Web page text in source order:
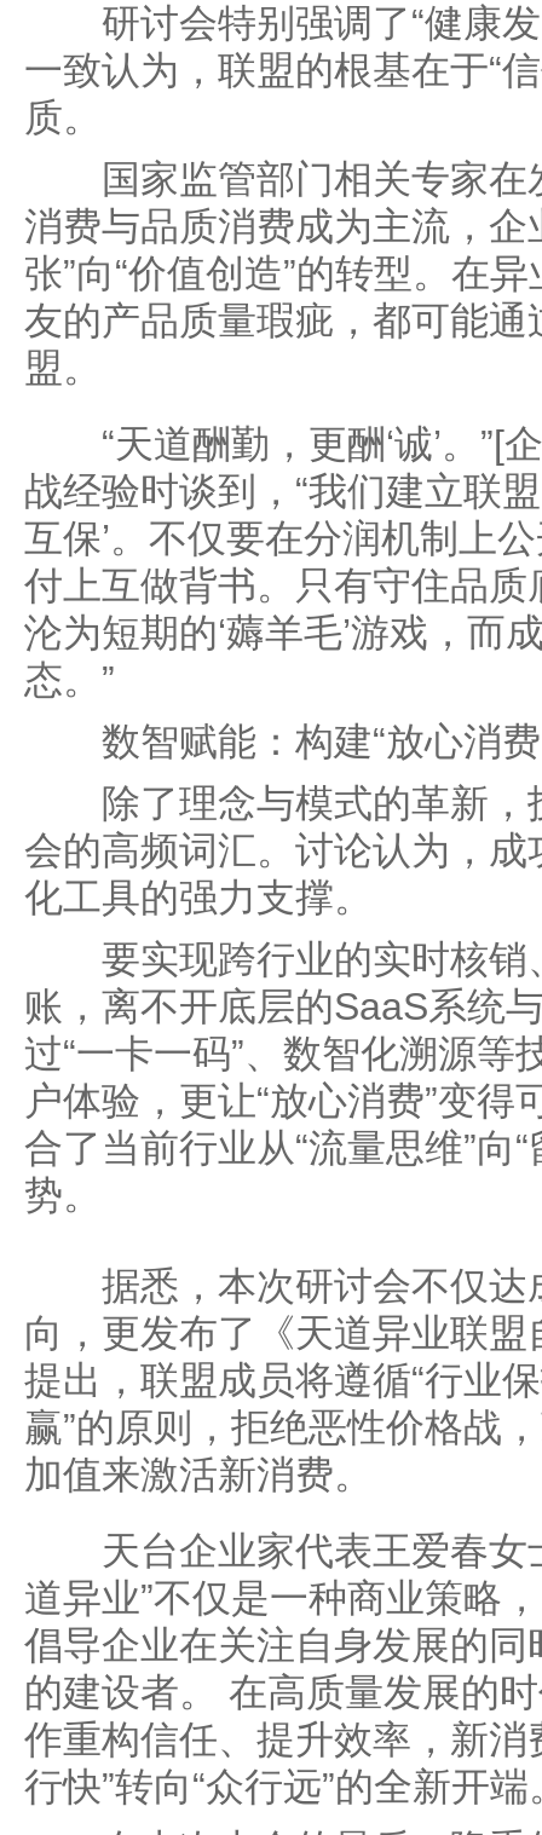
研讨会特别强调了“健康发
一致认为，联盟的根基在于“
质。
国家监管部门相关专家在
消费与品质消费成为主流，企
张”向“价值创造”的转型。在
友的产品质量瑕疵，都可能
盟。
“天道酬勤，更酬‘诚’。”[
战经验时谈到，“我们建立联
互保’。不仅要在分润机制上
付上互做背书。只有守住品
沦为短期的‘薅羊毛’游戏，而
态。”
数智赋能：构建“放心消费
除了理念与模式的革新，
会的高频词汇。讨论认为，
化工具的强力支撑。
要实现跨行业的实时核销
账，离不开底层的SaaS系统
过“一卡一码”、数智化溯源等
户体验，更让“放心消费”变
合了当前行业从“流量思维”向
势。
据悉，本次研讨会不仅达
向，更发布了《天道异业联
提出，联盟成员将遵循“行业
赢”的原则，拒绝恶性价格战
加值来激活新消费。
天台企业家代表王爱春女
道异业”不仅是一种商业策略
倡导企业在关注自身发展的
的建设者。 在高质量发展的
作重构信任、提升效率，新消
行快”转向“众行远”的全新开端